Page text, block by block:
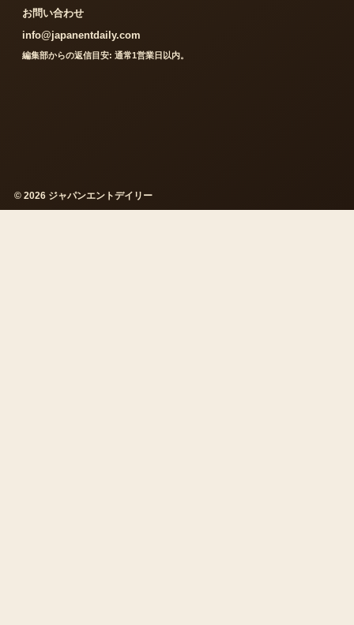
お問い合わせ
info@japanentdaily.com
編集部からの返信目安: 通常1営業日以内。
© 2026 ジャパンエントデイリー